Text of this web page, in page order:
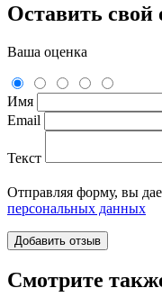
Оставить свой
Ваша оценка
Имя
Email
Текст
Отправляя форму, вы
персональных данных
Смотрите